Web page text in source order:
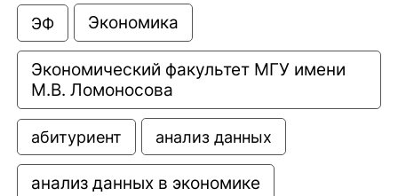
ЭФ Экономика
Экономический факультет МГУ имени
М.В. Ломоносова
абитуриент анализ данных
анализ данных в экономике